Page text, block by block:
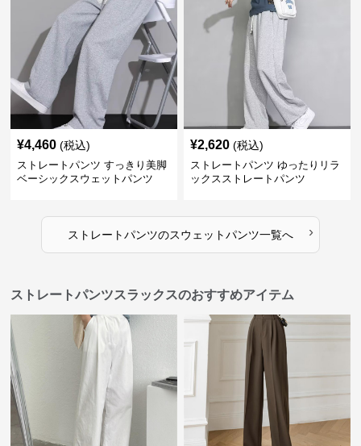
¥4,460 (税込)
ストレートパンツ すっきり美脚
ベーシックスウェットパンツ
¥2,620 (税込)
ストレートパンツ ゆったりリラ
ックスストレートパンツ
ストレートパンツのスウェットパンツ一覧へ ›
ストレートパンツスラックスのおすすめアイテム